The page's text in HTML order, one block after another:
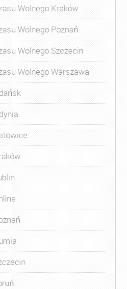
Wolnego Kraków
Wolnego Poznań
Wolnego Szczecin
Wolnego Warszawa